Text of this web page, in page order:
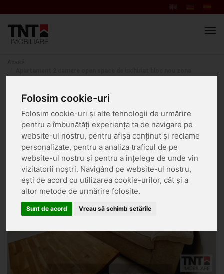
Folosim cookie-uri
Folosim cookie-uri și alte tehnologii de urmărire
pentru a îmbunătăți experiența ta de navigare pe
website-ul nostru, pentru afișa conținut și reclame
personalizate, pentru a analiza traficul de pe
website-ul nostru și pentru a înțelege de unde vin
vizitatorii noștri. Navigând pe website-ul nostru,
ești de acord cu utilizarea cookie-urilor, cât și a
altor metode de urmărire folosite.
Sunt de acord Vreau să schimb setările
Doi Baieti
TATARASI
Apartament 2 camere open space
de inchiriat bloc nou zona Tatarasi